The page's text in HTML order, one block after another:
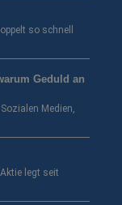
so schnell
Geduld an
Medien,
legt seit